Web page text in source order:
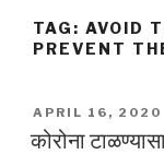
TAG: AVOID
PREVENT
POSTED
ON
APRIL 16, 2020
कोरोना